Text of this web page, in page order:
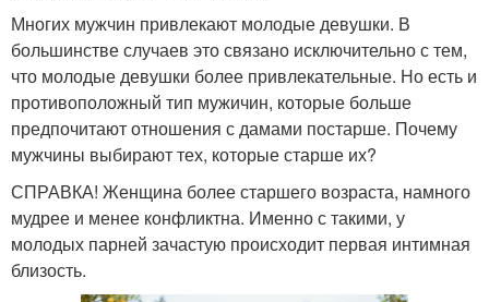
Многих мужчин привлекают молодые девушки. В
большинстве случаев это связано исключительно с тем,
что молодые девушки более привлекательные. Но есть и
противоположный тип мужичин, которые больше
предпочитают отношения с дамами постарше. Почему
мужчины выбирают тех, которые старше их?
СПРАВКА! Женщина более старшего возраста, намного
мудрее и менее конфликтна. Именно с такими, у
молодых парней зачастую происходит первая интимная
близость.